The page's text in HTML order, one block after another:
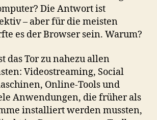
Die Antwort ist
– aber für die meisten
es der Browser sein. Warum?
das Tor zu nahezu allen
Videostreaming, Social
Online‑Tools und
Anwendungen, die früher als
installiert werden mussten,